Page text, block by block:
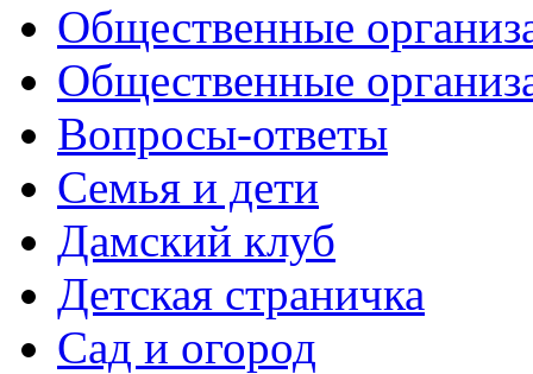
Общественные
Общественные
Вопросы-ответы
Семья и дети
Дамский клуб
Детская страничка
Сад и огород